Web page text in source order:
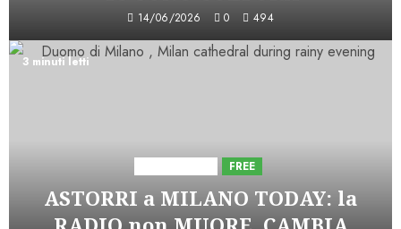
14/06/2026 0 494
3 minuti letti
FREE
ASTORRI a MILANO TODAY: la